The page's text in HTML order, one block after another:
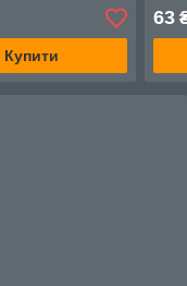
Купити
63